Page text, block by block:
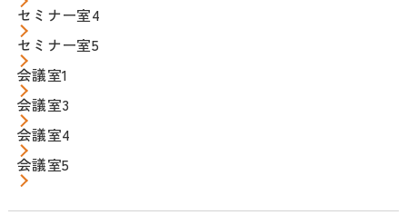
セミナー室4
セミナー室5
会議室1
会議室3
会議室4
会議室5